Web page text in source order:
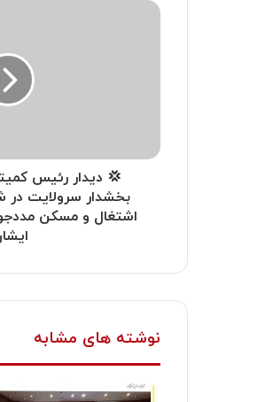
💢 دیدار رئیس
بخشدار سرولایت در
اشتغال و مسکن
نوشته های مشابه